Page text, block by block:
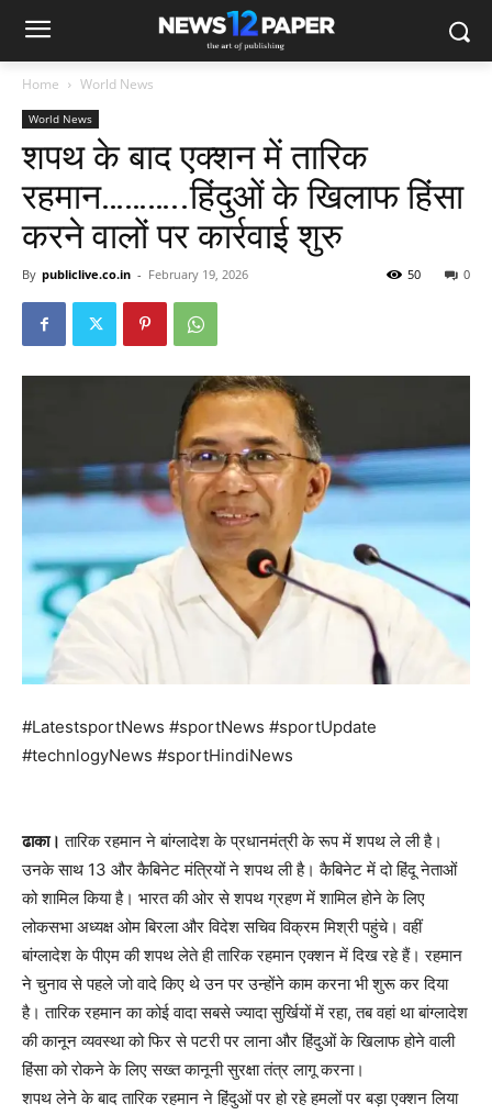
Home World News
World News
शपथ के बाद एक्शन में तारिक
रहमान………..हिंदुओं के खिलाफ हिंसा
करने वालों पर कार्रवाई शुरु
By publiclive.co.in - February 19, 2026 0
50
#LatestsportNews #sportNews #sportUpdate
#technlogyNews #sportHindiNews
ढाका। तारिक रहमान ने बांग्लादेश के प्रधानमंत्री के रूप में शपथ ले ली है।
उनके साथ 13 और कैबिनेट मंत्रियों ने शपथ ली है। कैबिनेट में दो हिंदू नेताओं
को शामिल किया है। भारत की ओर से शपथ ग्रहण में शामिल होने के लिए
लोकसभा अध्यक्ष ओम बिरला और विदेश सचिव विक्रम मिश्री पहुंचे। वहीं
बांग्लादेश के पीएम की शपथ लेते ही तारिक रहमान एक्शन में दिख रहे हैं। रहमान
ने चुनाव से पहले जो वादे किए थे उन पर उन्होंने काम करना भी शुरू कर दिया
है। तारिक रहमान का कोई वादा सबसे ज्यादा सुर्खियों में रहा, तब वहां था बांग्लादेश
की कानून व्यवस्था को फिर से पटरी पर लाना और हिंदुओं के खिलाफ होने वाली
हिंसा को रोकने के लिए सख्त कानूनी सुरक्षा तंत्र लागू करना।
शपथ लेने के बाद तारिक रहमान ने हिंदुओं पर हो रहे हमलों पर बड़ा एक्शन लिया